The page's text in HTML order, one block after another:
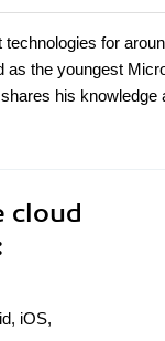
for
as the youngest
his knowledge
cloud
iOS,